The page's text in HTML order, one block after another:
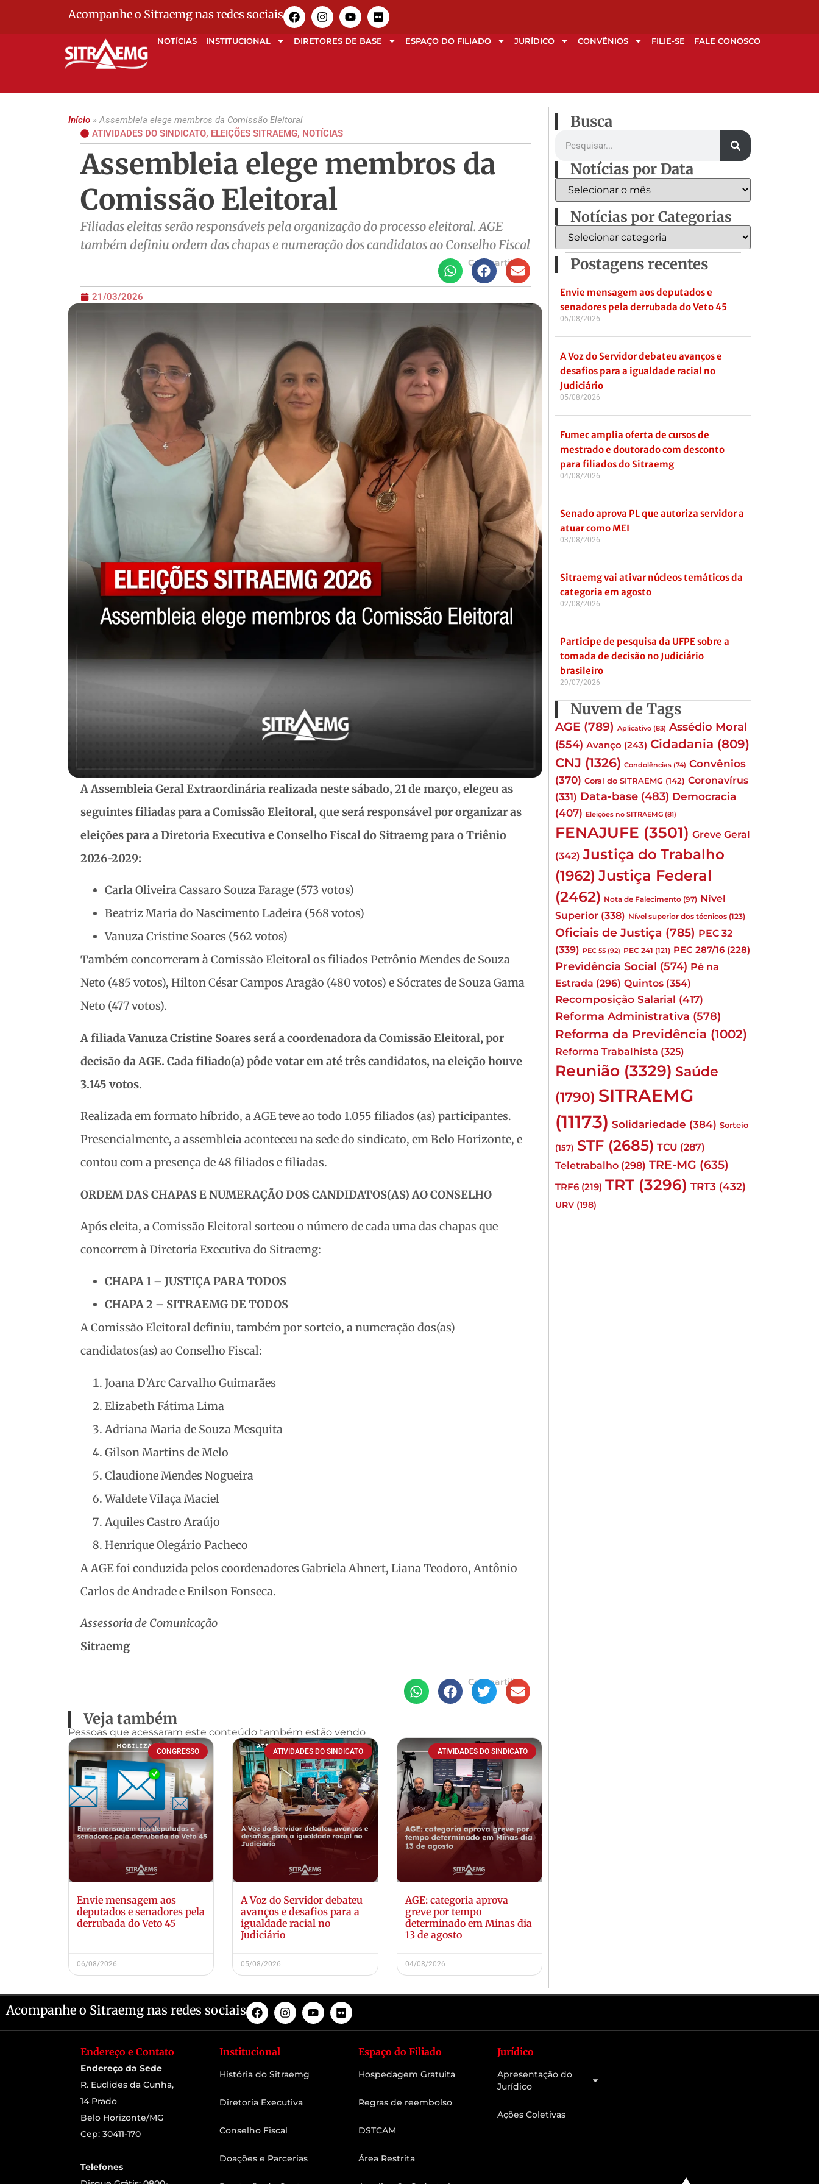
Acompanhe o Sitraemg nas redes sociais
NOTÍCIAS INSTITUCIONAL DIRETORES DE BASE ESPAÇO DO FILIADO JURÍDICO CONVÊNIOS FILIE-SE FALE CONOSCO
Início »Assembleia elege membros da Comissão Eleitoral
ATIVIDADES DO SINDICATO, ELEIÇÕES SITRAEMG, NOTÍCIAS
Assembleia elege membros da
Comissão Eleitoral
Filiadas eleitas serão responsáveis pela organização do processo eleitoral. AGE
também definiu ordem das chapas e numeração dos candidatos ao Conselho Fiscal
Compartilhe
21/03/2026
A Assembleia Geral Extraordinária realizada neste sábado, 21 de março, elegeu as
seguintes filiadas para a Comissão Eleitoral, que será responsável por organizar as
eleições para a Diretoria Executiva e Conselho Fiscal do Sitraemg para o Triênio
2026-2029:
Carla Oliveira Cassaro Souza Farage (573 votos)
Beatriz Maria do Nascimento Ladeira (568 votos)
Vanuza Cristine Soares (562 votos)
Também concorreram à Comissão Eleitoral os filiados Petrônio Mendes de Souza
Neto (485 votos), Hilton César Campos Aragão (480 votos) e Sócrates de Souza Gama
Neto (477 votos).
A filiada Vanuza Cristine Soares será a coordenadora da Comissão Eleitoral, por
decisão da AGE. Cada filiado(a) pôde votar em até três candidatos, na eleição houve
3.145 votos.
Realizada em formato híbrido, a AGE teve ao todo 1.055 filiados (as) participantes.
Presencialmente, a assembleia aconteceu na sede do sindicato, em Belo Horizonte, e
contou com a presença de 48 filiados e filiadas.
ORDEM DAS CHAPAS E NUMERAÇÃO DOS CANDIDATOS(AS) AO CONSELHO
Após eleita, a Comissão Eleitoral sorteou o número de cada uma das chapas que
concorrem à Diretoria Executiva do Sitraemg:
CHAPA 1 – JUSTIÇA PARA TODOS
CHAPA 2 – SITRAEMG DE TODOS
A Comissão Eleitoral definiu, também por sorteio, a numeração dos(as)
candidatos(as) ao Conselho Fiscal:
Joana D’Arc Carvalho Guimarães
Elizabeth Fátima Lima
Adriana Maria de Souza Mesquita
Gilson Martins de Melo
Claudione Mendes Nogueira
Waldete Vilaça Maciel
Aquiles Castro Araújo
Henrique Olegário Pacheco
A AGE foi conduzida pelos coordenadores Gabriela Ahnert, Liana Teodoro, Antônio
Carlos de Andrade e Enilson Fonseca.
Assessoria de Comunicação
Sitraemg
Compartilhe
Veja também
Pessoas que acessaram este conteúdo também estão vendo
CONGRESSO
Envie mensagem aos
deputados e senadores pela
derrubada do Veto 45
06/08/2026
ATIVIDADES DO SINDICATO
A Voz do Servidor debateu
avanços e desafios para a
igualdade racial no
Judiciário
05/08/2026
ATIVIDADES DO SINDICATO
AGE: categoria aprova
greve por tempo
determinado em Minas dia
13 de agosto
04/08/2026
Busca
Notícias por Data
Notícias por Categorias
Postagens recentes
Envie mensagem aos deputados e
senadores pela derrubada do Veto 45
06/08/2026
A Voz do Servidor debateu avanços e
desafios para a igualdade racial no
Judiciário
05/08/2026
Fumec amplia oferta de cursos de
mestrado e doutorado com desconto
para filiados do Sitraemg
04/08/2026
Senado aprova PL que autoriza servidor a
atuar como MEI
03/08/2026
Sitraemg vai ativar núcleos temáticos da
categoria em agosto
02/08/2026
Participe de pesquisa da UFPE sobre a
tomada de decisão no Judiciário
brasileiro
29/07/2026
Nuvem de Tags
AGE (789) Aplicativo (83) Assédio Moral
(554) Avanço (243) Cidadania (809)
CNJ (1326) Condolências (74) Convênios
(370) Coral do SITRAEMG (142) Coronavírus
(331) Data-base (483) Democracia
(407) Eleições no SITRAEMG (81)
FENAJUFE (3501) Greve Geral
(342) Justiça do Trabalho
(1962) Justiça Federal
(2462) Nota de Falecimento (97) Nível
Superior (338) Nível superior dos técnicos (123)
Oficiais de Justiça (785) PEC 32
(339) PEC 55 (92) PEC 241 (121) PEC 287/16 (228)
Previdência Social (574) Pé na
Estrada (296) Quintos (354)
Recomposição Salarial (417)
Reforma Administrativa (578)
Reforma da Previdência (1002)
Reforma Trabalhista (325)
Reunião (3329) Saúde
(1790) SITRAEMG
(11173) Solidariedade (384) Sorteio
(157) STF (2685) TCU (287)
Teletrabalho (298) TRE-MG (635)
TRF6 (219) TRT (3296) TRT3 (432)
URV (198)
Acompanhe o Sitraemg nas redes sociais
Endereço e Contato
Endereço da Sede
R. Euclides da Cunha,
14 Prado
Belo Horizonte/MG
Cep: 30411-170
Telefones
Institucional
História do Sitraemg
Diretoria Executiva
Conselho Fiscal
Doações e Parcerias
Espaço do Filiado
Hospedagem Gratuita
Regras de reembolso
DSTCAM
Área Restrita
Jurídico
Apresentação do
Jurídico
Ações Coletivas